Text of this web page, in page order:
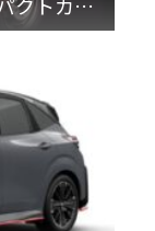
クトカー